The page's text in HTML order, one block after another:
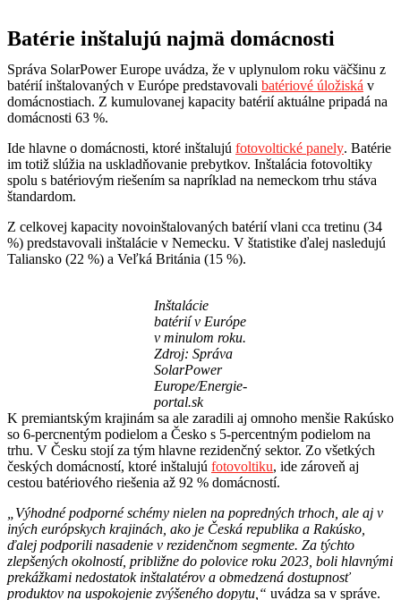
Batérie inštalujú najmä domácnosti
Správa SolarPower Europe uvádza, že v uplynulom roku väčšinu z
batérií inštalovaných v Európe predstavovali batériové úložiská v
domácnostiach. Z kumulovanej kapacity batérií aktuálne pripadá na
domácnosti 63 %.
Ide hlavne o domácnosti, ktoré inštalujú fotovoltické panely. Batérie
im totiž slúžia na uskladňovanie prebytkov. Inštalácia fotovoltiky
spolu s batériovým riešením sa napríklad na nemeckom trhu stáva
štandardom.
Z celkovej kapacity novoinštalovaných batérií vlani cca tretinu (34
%) predstavovali inštalácie v Nemecku. V štatistike ďalej nasledujú
Taliansko (22 %) a Veľká Británia (15 %).
Inštalácie
batérií v Európe
v minulom roku.
Zdroj: Správa
SolarPower
Europe/Energie-
portal.sk
K premiantským krajinám sa ale zaradili aj omnoho menšie Rakúsko
so 6-percnentým podielom a Česko s 5-percentným podielom na
trhu. V Česku stojí za tým hlavne rezidenčný sektor. Zo všetkých
českých domácností, ktoré inštalujú fotovoltiku, ide zároveň aj
cestou batériového riešenia až 92 % domácností.
„Výhodné podporné schémy nielen na popredných trhoch, ale aj v
iných európskych krajinách, ako je Česká republika a Rakúsko,
ďalej podporili nasadenie v rezidenčnom segmente. Za týchto
zlepšených okolností, približne do polovice roku 2023, boli hlavnými
prekážkami nedostatok inštalatérov a obmedzená dostupnosť
produktov na uspokojenie zvýšeného dopytu,“ uvádza sa v správe.